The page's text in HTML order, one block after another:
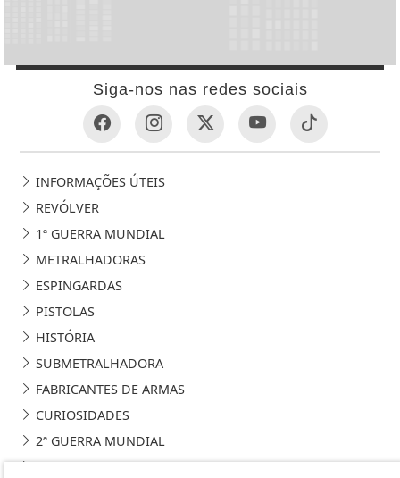
Siga-nos nas redes sociais
INFORMAÇÕES ÚTEIS
REVÓLVER
1ª GUERRA MUNDIAL
METRALHADORAS
ESPINGARDAS
PISTOLAS
HISTÓRIA
SUBMETRALHADORA
FABRICANTES DE ARMAS
CURIOSIDADES
2ª GUERRA MUNDIAL
CAÇA